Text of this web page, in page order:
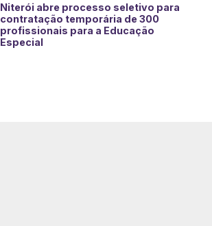
Niterói abre processo seletivo para
contratação temporária de 300
profissionais para a Educação
Especial